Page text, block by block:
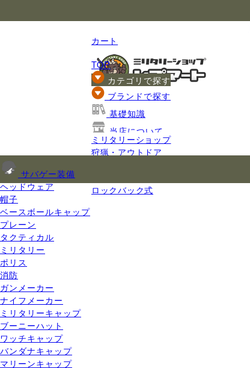
カート
TOP
カテゴリで探す
サバゲー装備
ヘッドウェア
帽子
ベースボールキャップ
プレーン
タクティカル
ミリタリー
ポリス
消防
ガンメーカー
ナイフメーカー
ミリタリーキャップ
ブーニーハット
ワッチキャップ
バンダナキャップ
マリーンキャップ
ブランドで探す
基礎知識
当店について
ご利用ガイド
ミリタリーショップ
狩猟・アウトドア
ロックバック式